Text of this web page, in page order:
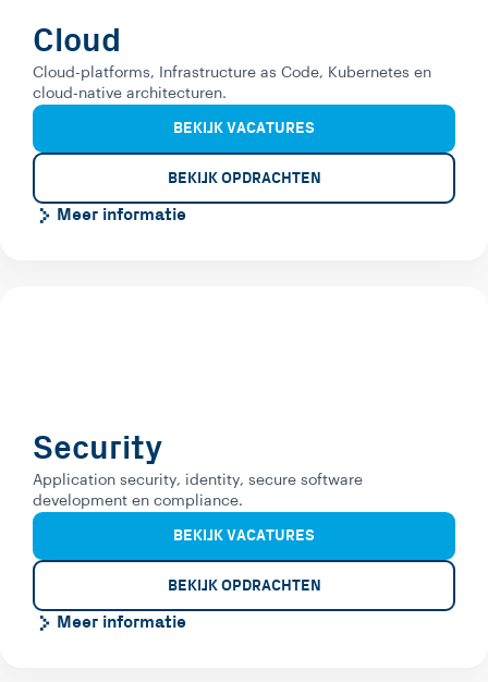
Cloud
Cloud-platforms, Infrastructure as Code, Kubernetes en
cloud-native architecturen.
BEKIJK VACATURES
BEKIJK OPDRACHTEN
Meer informatie
Security
Application security, identity, secure software
development en compliance.
BEKIJK VACATURES
BEKIJK OPDRACHTEN
Meer informatie